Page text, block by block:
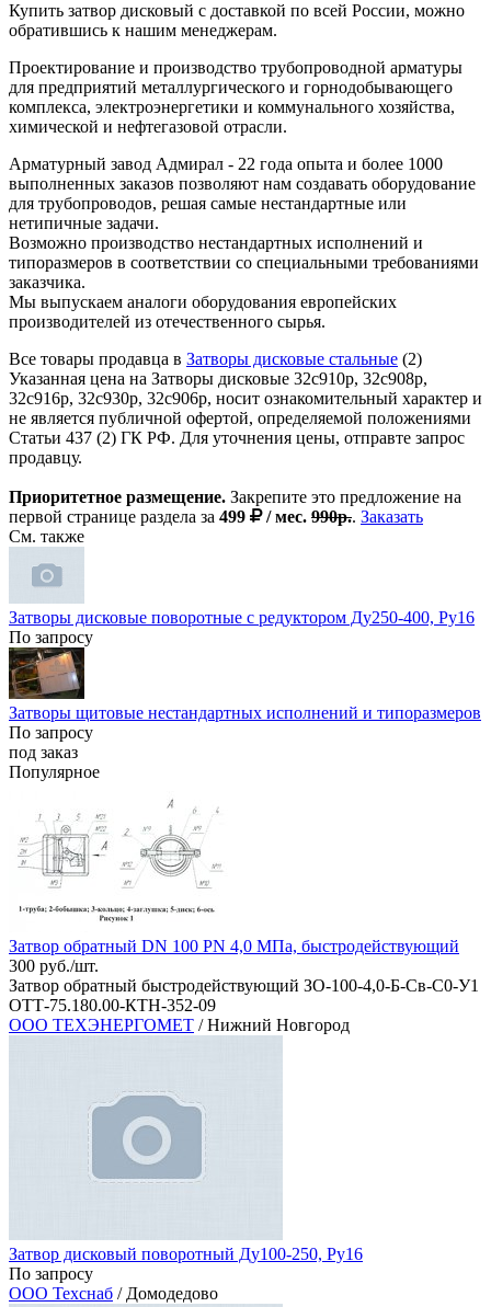
Купить затвор дисковый с доставкой по всей России, можно
обратившись к нашим менеджерам.
Проектирование и производство трубопроводной арматуры
для предприятий металлургического и горнодобывающего
комплекса, электроэнергетики и коммунального хозяйства,
химической и нефтегазовой отрасли.
Арматурный завод Адмирал - 22 года опыта и более 1000
выполненных заказов позволяют нам создавать оборудование
для трубопроводов, решая самые нестандартные или
нетипичные задачи.
Возможно производство нестандартных исполнений и
типоразмеров в соответствии со специальными требованиями
заказчика.
Мы выпускаем аналоги оборудования европейских
производителей из отечественного сырья.
Все товары продавца в Затворы дисковые стальные (2)
Указанная цена на Затворы дисковые 32с910р, 32с908р,
32с916р, 32с930р, 32с906р, носит ознакомительный характер и
не является публичной офертой, определяемой положениями
Статьи 437 (2) ГК РФ. Для уточнения цены, отправте запрос
продавцу.
Приоритетное размещение. Закрепите это предложение на
первой странице раздела за 499 / мес. 990р.. Заказать
См. также
Затворы дисковые поворотные с редуктором Ду250-400, Ру16
По запросу
Затворы щитовые нестандартных исполнений и типоразмеров
По запросу
под заказ
Популярное
Затвор обратный DN 100 PN 4,0 МПа, быстродействующий
300 руб./шт.
Затвор обратный быстродействующий ЗО-100-4,0-Б-Св-С0-У1
ОТТ-75.180.00-КТН-352-09
ООО ТЕХЭНЕРГОМЕТ / Нижний Новгород
Затвор дисковый поворотный Ду100-250, Ру16
По запросу
ООО Техснаб / Домодедово